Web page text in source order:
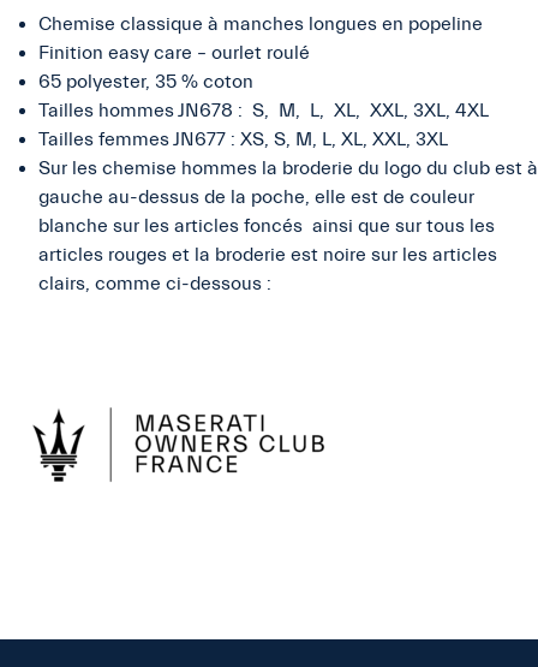
Chemise classique à manches longues en popeline
Finition easy care – ourlet roulé
65 polyester, 35 % coton
Tailles hommes JN678 : S, M, L, XL, XXL, 3XL, 4XL
Tailles femmes JN677 : XS, S, M, L, XL, XXL, 3XL
Sur les chemise hommes la broderie du logo du club est à
gauche au-dessus de la poche, elle est de couleur
blanche sur les articles foncés ainsi que sur tous les
articles rouges et la broderie est noire sur les articles
clairs, comme ci-dessous :